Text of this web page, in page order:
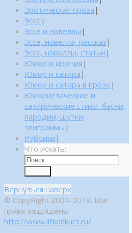
Эротическая проза |
Эссе |
Эссе и новеллы |
Эссе, новелла, рассказ |
Эссе, новеллы, статьи |
Юмор и ирония |
Юмор и сатира |
Юмор и сатира в прозе |
Юмористические и
сатирические стихи, басни,
пародии, шутки,
эпиграммы |
Рубрики |
Что искать:
Вернуться наверх
© CopyRight 2004-2019. Все
права защищены
http://www.litkonkurs.ru/